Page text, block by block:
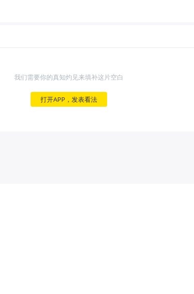
我们需要你的真知灼见来填补这片空白
打开APP，发表看法